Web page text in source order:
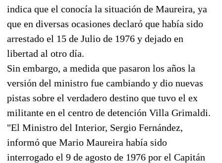
indica que el conocía la situación de Maureira, ya
que en diversas ocasiones declaró que había sido
arrestado el 15 de Julio de 1976 y dejado en
libertad al otro día.
Sin embargo, a medida que pasaron los años la
versión del ministro fue cambiando y dio nuevas
pistas sobre el verdadero destino que tuvo el ex
militante en el centro de detención Villa Grimaldi.
"El Ministro del Interior, Sergio Fernández,
informó que Mario Maureira había sido
interrogado el 9 de agosto de 1976 por el Capitán